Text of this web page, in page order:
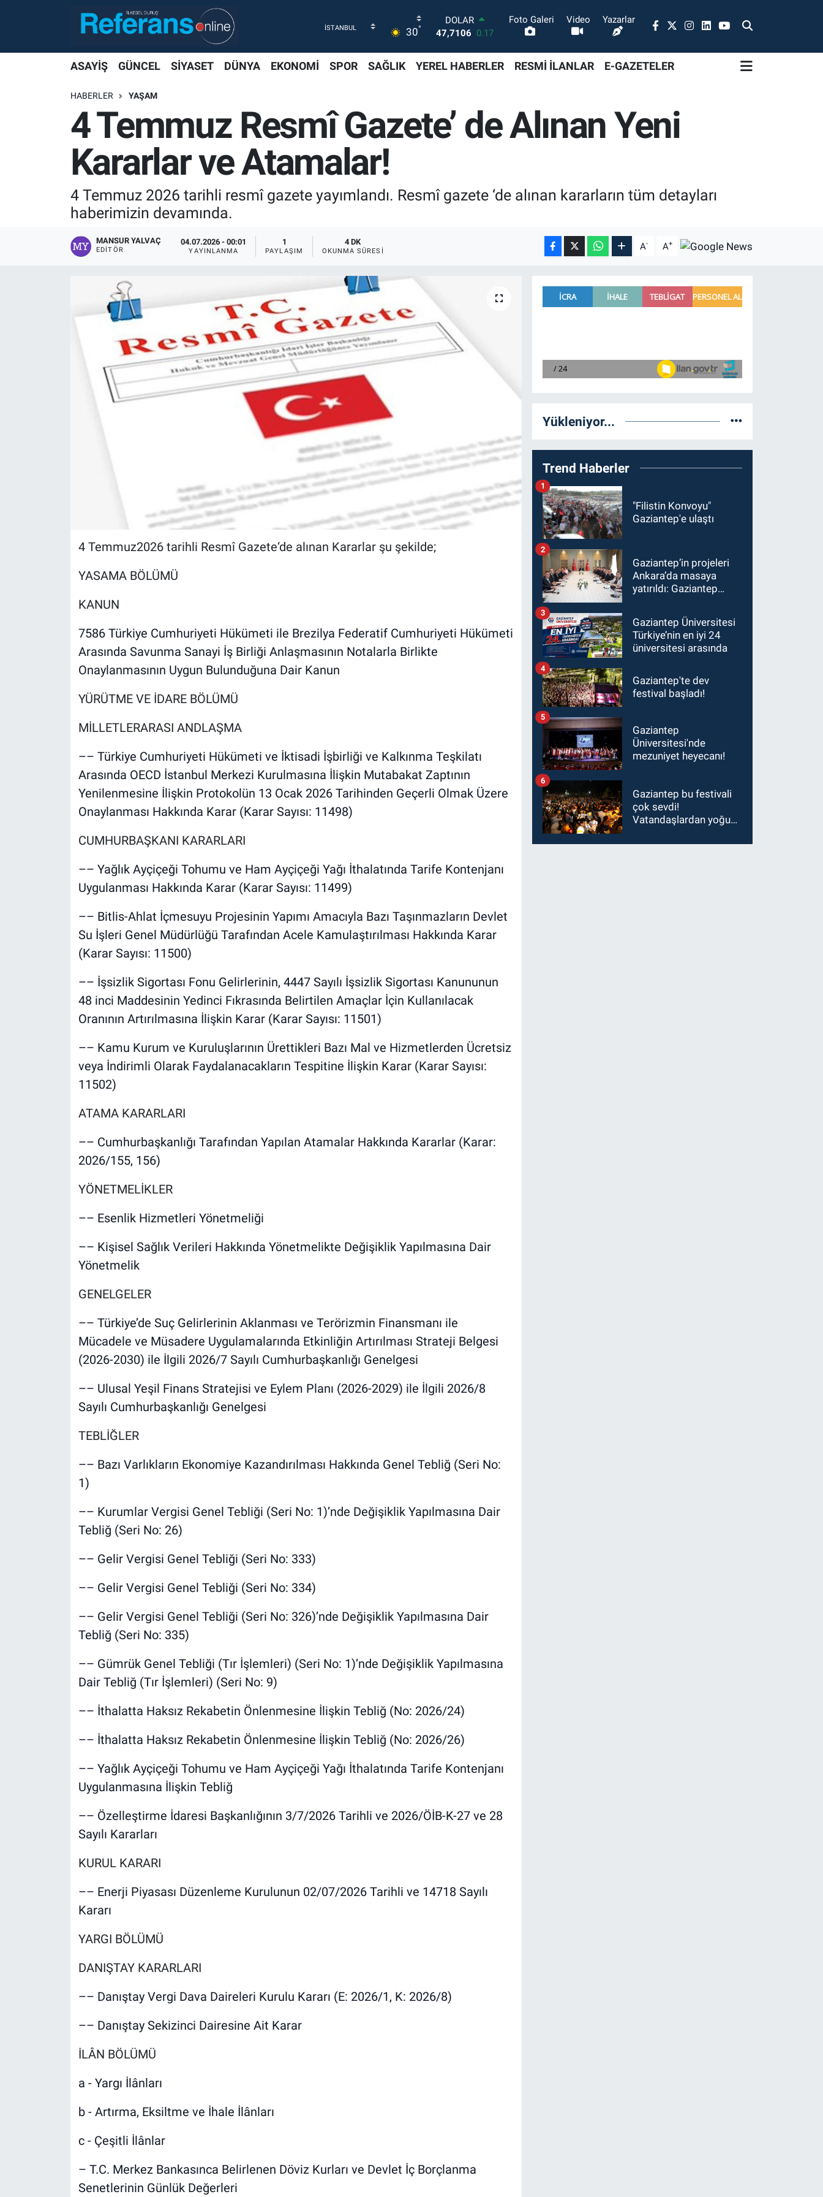
30°
DOLAR
47,7106 0.17
STERLİN
6618.49
2.12
BİST100
13.773 -19
Foto Galeri Video Yazarlar
ASAYİŞ GÜNCEL SİYASET DÜNYA EKONOMİ SPOR SAĞLIK YEREL HABERLER RESMİ İLANLAR E-GAZETELER
HABERLER YAŞAM
4 Temmuz Resmî Gazete’ de Alınan Yeni
Kararlar ve Atamalar!
4 Temmuz 2026 tarihli resmî gazete yayımlandı. Resmî gazete ‘de alınan kararların tüm detayları
haberimizin devamında.
MANSUR YALVAÇ
EDITÖR
04.07.2026 - 00:01
YAYINLANMA
1
PAYLAŞIM
4 DK
OKUNMA SÜRESI A- A+
4 Temmuz2026 tarihli Resmî Gazete‘de alınan Kararlar şu şekilde;
YASAMA BÖLÜMÜ
KANUN
7586 Türkiye Cumhuriyeti Hükümeti ile Brezilya Federatif Cumhuriyeti Hükümeti
Arasında Savunma Sanayi İş Birliği Anlaşmasının Notalarla Birlikte
Onaylanmasının Uygun Bulunduğuna Dair Kanun
YÜRÜTME VE İDARE BÖLÜMÜ
MİLLETLERARASI ANDLAŞMA
–– Türkiye Cumhuriyeti Hükümeti ve İktisadi İşbirliği ve Kalkınma Teşkilatı
Arasında OECD İstanbul Merkezi Kurulmasına İlişkin Mutabakat Zaptının
Yenilenmesine İlişkin Protokolün 13 Ocak 2026 Tarihinden Geçerli Olmak Üzere
Onaylanması Hakkında Karar (Karar Sayısı: 11498)
CUMHURBAŞKANI KARARLARI
–– Yağlık Ayçiçeği Tohumu ve Ham Ayçiçeği Yağı İthalatında Tarife Kontenjanı
Uygulanması Hakkında Karar (Karar Sayısı: 11499)
–– Bitlis-Ahlat İçmesuyu Projesinin Yapımı Amacıyla Bazı Taşınmazların Devlet
Su İşleri Genel Müdürlüğü Tarafından Acele Kamulaştırılması Hakkında Karar
(Karar Sayısı: 11500)
–– İşsizlik Sigortası Fonu Gelirlerinin, 4447 Sayılı İşsizlik Sigortası Kanununun
48 inci Maddesinin Yedinci Fıkrasında Belirtilen Amaçlar İçin Kullanılacak
Oranının Artırılmasına İlişkin Karar (Karar Sayısı: 11501)
–– Kamu Kurum ve Kuruluşlarının Ürettikleri Bazı Mal ve Hizmetlerden Ücretsiz
veya İndirimli Olarak Faydalanacakların Tespitine İlişkin Karar (Karar Sayısı:
11502)
ATAMA KARARLARI
–– Cumhurbaşkanlığı Tarafından Yapılan Atamalar Hakkında Kararlar (Karar:
2026/155, 156)
YÖNETMELİKLER
–– Esenlik Hizmetleri Yönetmeliği
–– Kişisel Sağlık Verileri Hakkında Yönetmelikte Değişiklik Yapılmasına Dair
Yönetmelik
GENELGELER
–– Türkiye’de Suç Gelirlerinin Aklanması ve Terörizmin Finansmanı ile
Mücadele ve Müsadere Uygulamalarında Etkinliğin Artırılması Strateji Belgesi
(2026-2030) ile İlgili 2026/7 Sayılı Cumhurbaşkanlığı Genelgesi
–– Ulusal Yeşil Finans Stratejisi ve Eylem Planı (2026-2029) ile İlgili 2026/8
Sayılı Cumhurbaşkanlığı Genelgesi
TEBLİĞLER
–– Bazı Varlıkların Ekonomiye Kazandırılması Hakkında Genel Tebliğ (Seri No:
1)
–– Kurumlar Vergisi Genel Tebliği (Seri No: 1)’nde Değişiklik Yapılmasına Dair
Tebliğ (Seri No: 26)
–– Gelir Vergisi Genel Tebliği (Seri No: 333)
–– Gelir Vergisi Genel Tebliği (Seri No: 334)
–– Gelir Vergisi Genel Tebliği (Seri No: 326)’nde Değişiklik Yapılmasına Dair
Tebliğ (Seri No: 335)
–– Gümrük Genel Tebliği (Tır İşlemleri) (Seri No: 1)’nde Değişiklik Yapılmasına
Dair Tebliğ (Tır İşlemleri) (Seri No: 9)
–– İthalatta Haksız Rekabetin Önlenmesine İlişkin Tebliğ (No: 2026/24)
–– İthalatta Haksız Rekabetin Önlenmesine İlişkin Tebliğ (No: 2026/26)
–– Yağlık Ayçiçeği Tohumu ve Ham Ayçiçeği Yağı İthalatında Tarife Kontenjanı
Uygulanmasına İlişkin Tebliğ
–– Özelleştirme İdaresi Başkanlığının 3/7/2026 Tarihli ve 2026/ÖİB-K-27 ve 28
Sayılı Kararları
KURUL KARARI
–– Enerji Piyasası Düzenleme Kurulunun 02/07/2026 Tarihli ve 14718 Sayılı
Kararı
YARGI BÖLÜMÜ
DANIŞTAY KARARLARI
–– Danıştay Vergi Dava Daireleri Kurulu Kararı (E: 2026/1, K: 2026/8)
–– Danıştay Sekizinci Dairesine Ait Karar
İLÂN BÖLÜMÜ
a - Yargı İlânları
b - Artırma, Eksiltme ve İhale İlânları
c - Çeşitli İlânlar
– T.C. Merkez Bankasınca Belirlenen Döviz Kurları ve Devlet İç Borçlanma
Senetlerinin Günlük Değerleri
Yükleniyor...
Trend Haberler
"Filistin Konvoyu"
Gaziantep'e ulaştı
1
Gaziantep’in projeleri
Ankara’da masaya
yatırıldı: Gaziantep
Şimşek’e ziyaret!
2
Gaziantep Üniversitesi
Türkiye’nin en iyi 24
üniversitesi arasında
3
Gaziantep'te dev
festival başladı!
4
Gaziantep
Üniversitesi'nde
mezuniyet heyecanı!
5
Gaziantep bu festivali
çok sevdi!
Vatandaşlardan yoğun
6